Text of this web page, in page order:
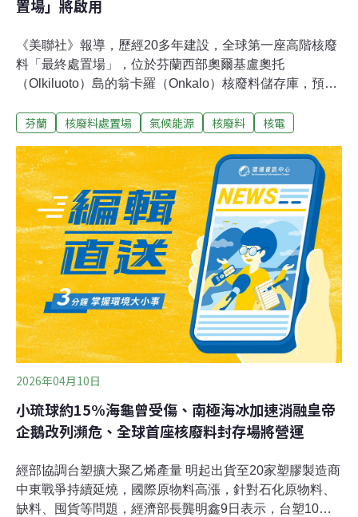
置場」將啟用
《美聯社》報導，歷經20多年建設，全球第一座高階核廢
料「最終處置場」，位於芬蘭西部奧爾基盧奧托
（Olkiluoto）島的翁卡羅（Onkalo）核廢料儲存庫，預計
意為「洞穴」，建於距今19億年的古老岩盤之中，地下深
梯只需約一分鐘，就能抵達翁卡羅的地下工作區。螺旋形
的通道、四條垂直豎井與綿延的隧道系統在地底交織成一
座地下迷宮，由芬蘭核能業者在1995年共同成立的Posiva
公司負責建造與長期管理。整套處置流程是：先將用過的
核燃料棒送入地面的封裝廠，裝入銅製密封容器；接著，
容器被送進地下隧道，以吸水性強的膨潤土（bentonite
clay）環繞包覆，提供緩衝保護。設計容量為6500噸的核
廢料，預估翁卡羅將持續接收核廢料直到2120年代，屆時
整座設施將被永久封閉。法律強制、選址嚴格芬蘭早在
芬蘭 核廢料處置場 氣候能源 核廢料 核電
2026年04月10日
小琉球約15%海龜曾受傷、南極海冰加速消融皇帝
企鵝改列瀕危、全球首座核廢料封存場將營運
經部協調台塑擴大聚乙烯產量 明起出貨至20家塑膠製造商
中東戰爭持續延燒，國際原物料高漲，針對石化原物料、
缺料、囤貨等問題，經濟部長龔明鑫9日表示，台塑10日